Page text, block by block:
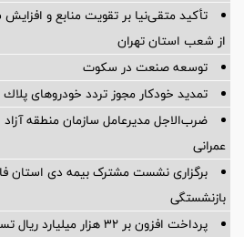
تأکید متقی‌نیا بر تقویت منابع و افزایش
از شعب استان تهران
توسعه صنعت در سکوت
تمدید خودكار مجوز تردد خودروهای پلاك
ضرب‌الاجل مدیرعامل سازمان منطقه آزاد
عمرانی
برگزاری نشست مشترک بیمه دی استان
بازنشستگی
پرداخت افزون بر 32 هزار